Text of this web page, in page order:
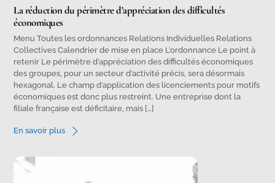
La réduction du périmètre d’appréciation des difficultés
économiques
Menu Toutes les ordonnances Relations Individuelles Relations
Collectives Calendrier de mise en place L’ordonnance Le point à
retenir Le périmètre d’appréciation des difficultés économiques
des groupes, pour un secteur d’activité précis, sera désormais
hexagonal. Le champ d’application des licenciements pour motifs
économiques est donc plus restreint. Une entreprise dont la
filiale française est déficitaire, mais […]
En savoir plus